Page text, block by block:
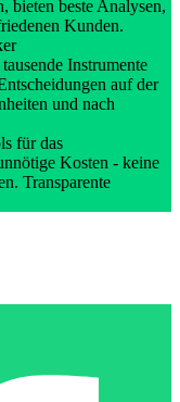
bieten beste Analysen,
Kunden.
Instrumente
auf der
und nach
für das
Kosten - keine
Transparente